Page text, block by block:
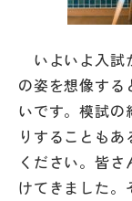
学校HP最新情報
特集
いよいよ入試
の姿を想像する
いです。模試の
りすることも
ください。皆
けてきました。